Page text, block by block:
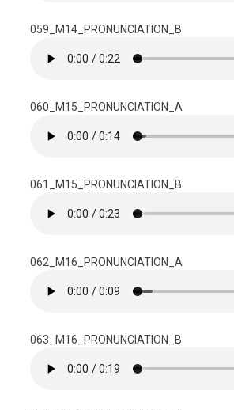
059_M14_PRONUNCIATION_B
060_M15_PRONUNCIATION_A
061_M15_PRONUNCIATION_B
062_M16_PRONUNCIATION_A
063_M16_PRONUNCIATION_B